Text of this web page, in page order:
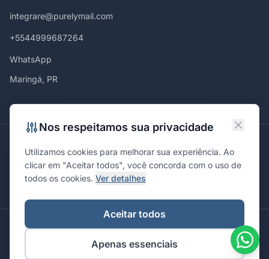
integrare@purelymail.com
+5544999687264
WhatsApp
Maringá, PR
MaringáCuritibaSão PauloLondrinaCascavelPonta Grossa
Florianópolis BrasíliaJoinvilleCampinas
© 2026 Integrare. Marketing de Verdade. Todos os direitos
reservados.
Nos respeitamos sua privacidade
Utilizamos cookies para melhorar sua experiência. Ao
clicar em "Aceitar todos", você concorda com o uso de
todos os cookies. Ver detalhes
Aceitar todos
Apenas essenciais